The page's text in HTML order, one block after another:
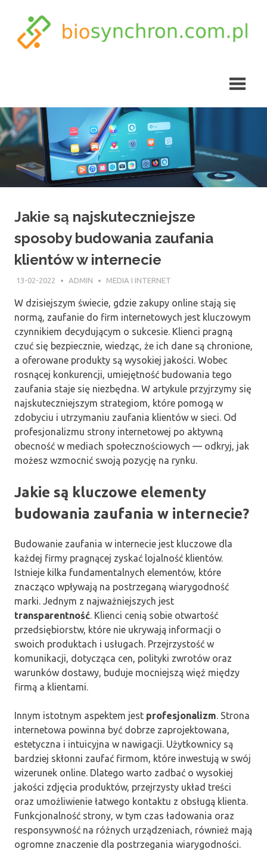
content
Jakie są najskuteczniejsze
sposoby budowania zaufania
klientów w internecie
13-02-2022 ADMIN MEDIA I INTERNET
W dzisiejszym świecie, gdzie zakupy online stają się
normą, zaufanie do firm internetowych jest kluczowym
czynnikiem decydującym o sukcesie. Klienci pragną
czuć się bezpiecznie, wiedząc, że ich dane są chronione,
a oferowane produkty są wysokiej jakości. Wobec
rosnącej konkurencji, umiejętność budowania tego
zaufania staje się niezbędna. W artykule przyjrzymy się
najskuteczniejszym strategiom, które pomogą w
zdobyciu i utrzymaniu zaufania klientów w sieci. Od
profesjonalizmu strony internetowej po aktywną
obecność w mediach społecznościowych — odkryj, jak
możesz wzmocnić swoją pozycję na rynku.
Jakie są kluczowe elementy
budowania zaufania w internecie?
Budowanie zaufania w internecie jest kluczowe dla
każdej firmy pragnącej zyskać lojalność klientów.
Istnieje kilka fundamentalnych elementów, które
znacząco wpływają na postrzeganą wiarygodność
marki. Jednym z najważniejszych jest
transparentność . Klienci cenią sobie otwartość
przedsiębiorstw, które nie ukrywają informacji o
swoich produktach i usługach. Przejrzystość w
komunikacji, dotycząca cen, polityki zwrotów oraz
warunków dostawy, buduje mocniejszą więź między
firmą a klientami.
Innym istotnym aspektem jest profesjonalizm . Strona
internetowa powinna być dobrze zaprojektowana,
estetyczna i intuicyjna w nawigacji. Użytkownicy są
bardziej skłonni zaufać firmom, które inwestują w swój
wizerunek online. Dlatego warto zadbać o wysokiej
jakości zdjęcia produktów, przejrzysty układ treści
oraz umożliwienie łatwego kontaktu z obsługą klienta.
Funkcjonalność strony, w tym czas ładowania oraz
responsywność na różnych urządzeniach, również mają
ogromne znaczenie dla postrzegania wiarygodności.